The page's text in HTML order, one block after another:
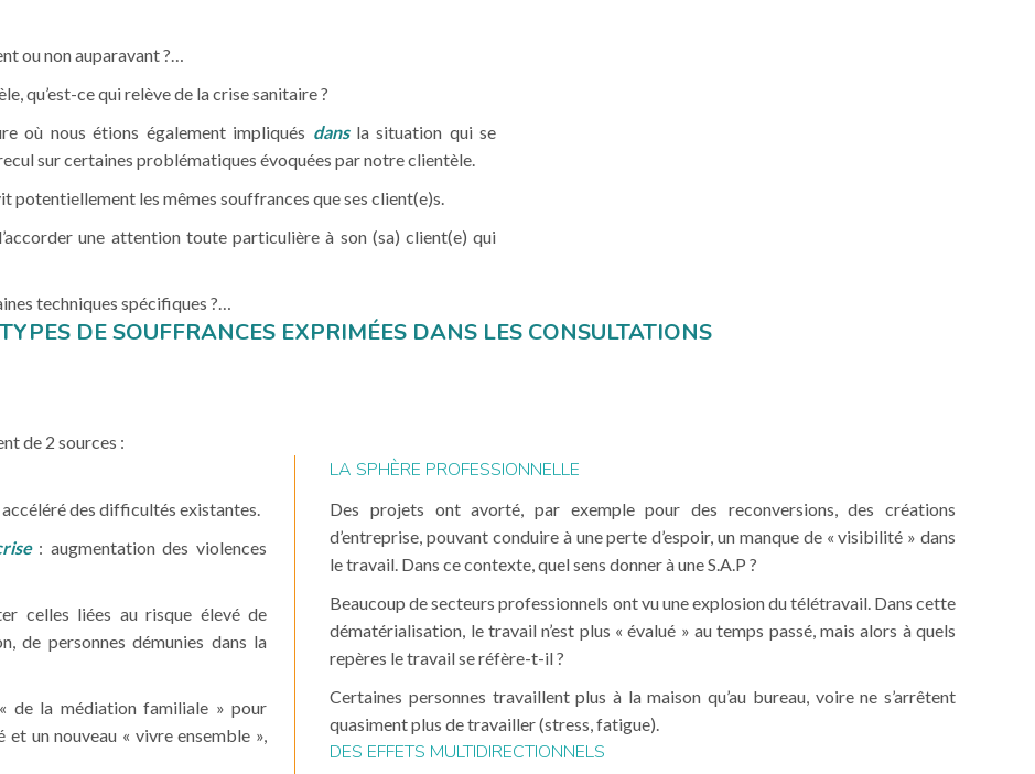
ou non auparavant ?…
qu’est-ce qui relève de la crise sanitaire ?
où nous étions également impliqués dansla situation qui se
sur certaines problématiques évoquées par notre clientèle.
potentiellement les mêmes souffrances que ses client(e)s.
une attention toute particulière à son (sa) client(e) qui
techniques spécifiques ?…
DE SOUFFRANCES EXPRIMÉES DANS LES CONSULTATIONS
de 2 sources :
des difficultés existantes.
: augmentation des violences
celles liées au risque élevé de
de personnes démunies dans la
de la médiation familiale » pour
un nouveau « vivre ensemble »,
LA SPHÈRE PROFESSIONNELLE
Des projets ont avorté, par exemple pour des reconversions, des créations
d’entreprise, pouvant conduire à une perte d’espoir, un manque de « visibilité » dans
le travail. Dans ce contexte, quel sens donner à une S.A.P ?
Beaucoup de secteurs professionnels ont vu une explosion du télétravail. Dans cette
dématérialisation, le travail n’est plus « évalué » au temps passé, mais alors à quels
repères le travail se réfère-t-il ?
Certaines personnes travaillent plus à la maison qu’au bureau, voire ne s’arrêtent
quasiment plus de travailler (stress, fatigue).
DES EFFETS MULTIDIRECTIONNELS